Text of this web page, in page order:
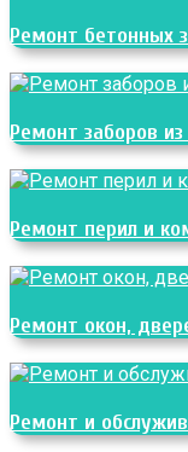
Ремонт бетонных
Ремонт заборов
Ремонт перил и
Ремонт окон,
Ремонт и